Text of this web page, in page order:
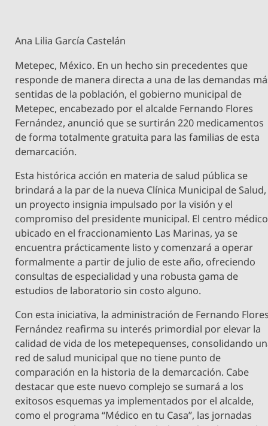
Ana Lilia García Castelán
Metepec, México. En un hecho sin precedentes que
responde de manera directa a una de las demandas
sentidas de la población, el gobierno municipal de
Metepec, encabezado por el alcalde Fernando Flores
Fernández, anunció que se surtirán 220 medicamentos
de forma totalmente gratuita para las familias de esta
demarcación.
​Esta histórica acción en materia de salud pública se
brindará a la par de la nueva Clínica Municipal de Salud,
un proyecto insignia impulsado por la visión y el
compromiso del presidente municipal. El centro
ubicado en el fraccionamiento Las Marinas, ya se
encuentra prácticamente listo y comenzará a operar
formalmente a partir de julio de este año, ofreciendo
consultas de especialidad y una robusta gama de
estudios de laboratorio sin costo alguno.
​Con esta iniciativa, la administración de Fernando
Fernández reafirma su interés primordial por elevar la
calidad de vida de los metepequenses, consolidando
red de salud municipal que no tiene punto de
comparación en la historia de la demarcación. Cabe
destacar que este nuevo complejo se sumará a los
exitosos esquemas ya implementados por el alcalde,
como el programa “Médico en tu Casa”, las jornadas